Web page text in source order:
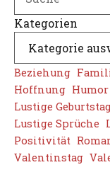
Kategorien
Beziehung
Hoffnung Humor
Lustige
Lustige Sprüche
Positivität
Valentinstag